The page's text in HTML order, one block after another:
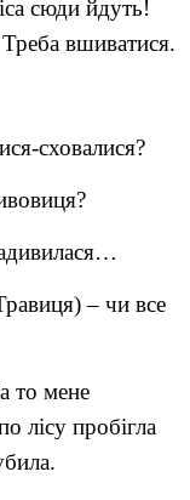
сюди йдуть!
вшиватися.
сховалися?
– чи все
то мене
лісу пробігла